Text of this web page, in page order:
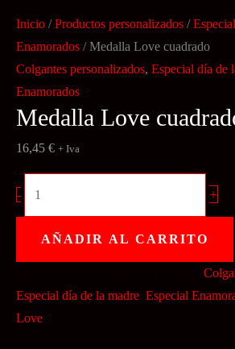
Inicio /Productos personalizados /Especial
Enamorados / Medalla Love cuadrado
Colgantes personalizados, Especial día de
Enamorados
Medalla Love
16,45 € + Iva
- +
AÑADIR AL CARRITO
Especial día de la madre Especial
Love